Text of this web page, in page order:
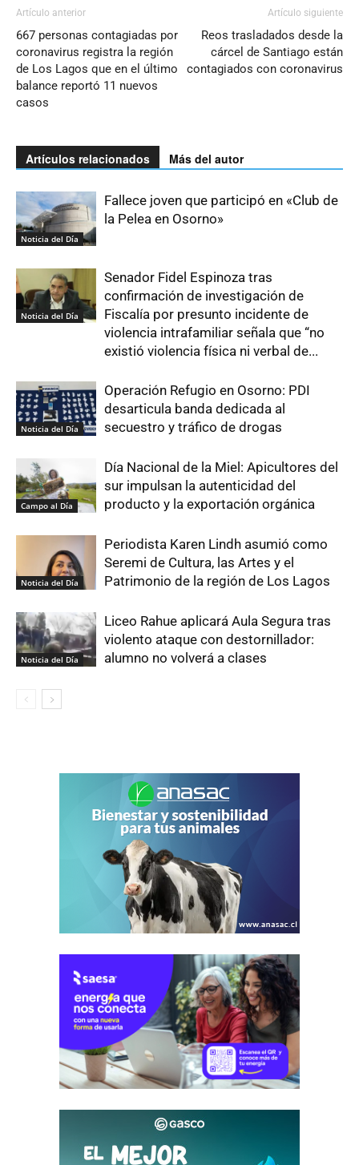
Artículo anterior
667 personas contagiadas por
coronavirus registra la región
de Los Lagos que en el último
balance reportó 11 nuevos
casos
Artículo siguiente
Reos trasladados desde la
cárcel de Santiago están
contagiados con coronavirus
Artículos relacionados Más del autor
Noticia del Día
Fallece joven que participó en «Club de
la Pelea en Osorno»
Noticia del Día
Senador Fidel Espinoza tras
confirmación de investigación de
Fiscalía por presunto incidente de
violencia intrafamiliar señala que “no
existió violencia física ni verbal de...
Noticia del Día
Operación Refugio en Osorno: PDI
desarticula banda dedicada al
secuestro y tráfico de drogas
Campo al Día
Día Nacional de la Miel: Apicultores del
sur impulsan la autenticidad del
producto y la exportación orgánica
Noticia del Día
Periodista Karen Lindh asumió como
Seremi de Cultura, las Artes y el
Patrimonio de la región de Los Lagos
Noticia del Día
Liceo Rahue aplicará Aula Segura tras
violento ataque con destornillador:
alumno no volverá a clases